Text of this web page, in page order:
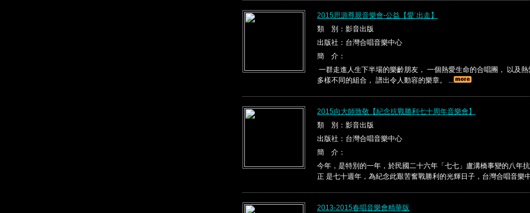
2015思源尊親音樂會-公益【愛˙出走】
類 別：影音出版
出版社：台灣合唱音樂中心
簡 介：
一群走進人生下半場的樂齡朋友， 一個熱愛生命的合唱團， 以及熱
多樣不同的組合， 譜出令人動容的樂章。 ...
2015向大師致敬【紀念抗戰勝利七十周年音樂會】
類 別：影音出版
出版社：台灣合唱音樂中心
簡 介：
今年，是特別的一年，於民國二十六年「七七」盧溝橋事變的八年
正 是七十週年，為紀念此艱苦奮戰勝利的光輝日子，台灣合唱音樂
2013-2015春唱音樂會精華版